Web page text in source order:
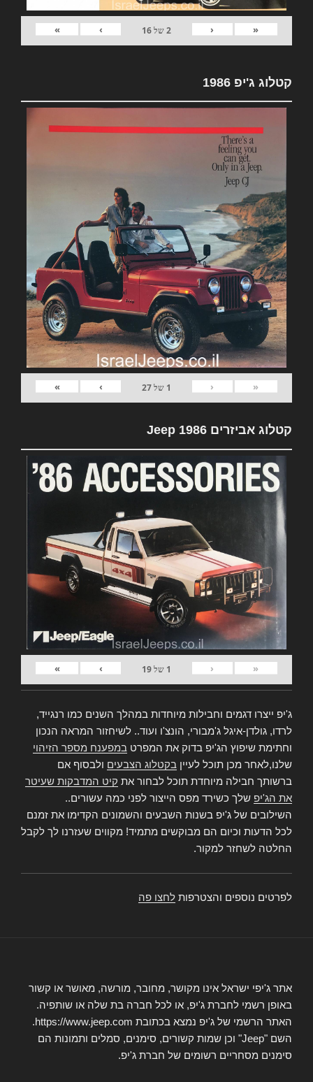
«
‹
2של16
›
»
קטלוג ג'יפ 1986
«
‹
1 של27
›
»
קטלוג אביזרים Jeep 1986
«
‹
1 של19
›
»
ג'יפ ייצרו דגמים וחבילות מיוחדות במהלך השנים כמו רנגייד,
לרדו, גולדן-איגל ג'מבורי, הונצ'ו ועוד.. לשיחזור המראה הנכון
וחתימת שיפוץ הג'יפ בדוק את המפרט במפענח מספר הזיהוי
שלנו,לאחר מכן תוכל לעיין בקטלוג הצבעים ולבסוף אם
ברשותך חבילה מיוחדת תוכל לבחור את קיט המדבקות שעיטר
את הג'יפ שלך כשירד מפס הייצור לפני כמה עשורים..
השילובים של ג'יפ בשנות השבעים והשמונים הקדימו את זמנם
לכל הדעות וכיום הם מבוקשים מתמיד! מקווים שעזרנו לך לקבל
החלטה לשחזר למקור.
לפרטים נוספים והצטרפות לחצו פה
אתר ג'יפי ישראל אינו מקושר, מחובר, מורשה, מאושר או קשור
באופן רשמי לחברת ג'יפ, או לכל חברה בת שלה או שותפיה.
האתר הרשמי של ג'יפ נמצא בכתובת https://www.jeep.com.
השם "Jeep" וכן שמות קשורים, סימנים, סמלים ותמונות הם
סימנים מסחריים רשומים של חברת ג'יפ.